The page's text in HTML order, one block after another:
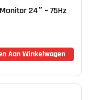
24″ – 75Hz
Aan Winkelwagen